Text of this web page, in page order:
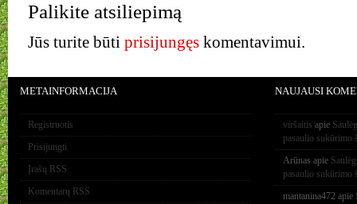
Palikite atsiliepimą
Jūs turite būti prisijungęs komentavimui.
METAINFORMACIJA
Registruotis
Prisijungti
Įrašų RSS
Komentarų RSS
NAUJAUSI
viršaitis apie
pasaulio sukūrimo
Arūnas apie
pasaulio sukūrimo
mantanina472 apie